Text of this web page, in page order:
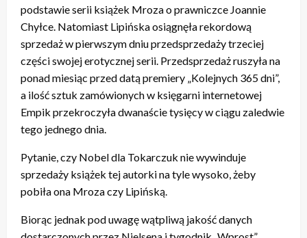
podstawie serii książek Mroza o prawniczce Joannie
Chyłce. Natomiast Lipińska osiągnęła rekordową
sprzedaż w pierwszym dniu przedsprzedaży trzeciej
części swojej erotycznej serii. Przedsprzedaż ruszyła na
ponad miesiąc przed datą premiery „Kolejnych 365 dni”,
a ilość sztuk zamówionych w księgarni internetowej
Empik przekroczyła dwanaście tysięcy w ciągu zaledwie
tego jednego dnia.
Pytanie, czy Nobel dla Tokarczuk nie wywinduje
sprzedaży książek tej autorki na tyle wysoko, żeby
pobiła ona Mroza czy Lipińską.
Biorąc jednak pod uwagę wątpliwą jakość danych